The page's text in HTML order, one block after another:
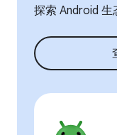
探索 Android 生